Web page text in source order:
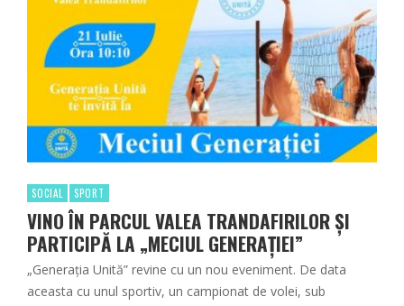
SOCIAL SPORT
VINO ÎN PARCUL VALEA TRANDAFIRILOR ȘI
PARTICIPĂ LA „MECIUL GENERAȚIEI”
„Generația Unită” revine cu un nou eveniment. De data
aceasta cu unul sportiv, un campionat de volei, sub